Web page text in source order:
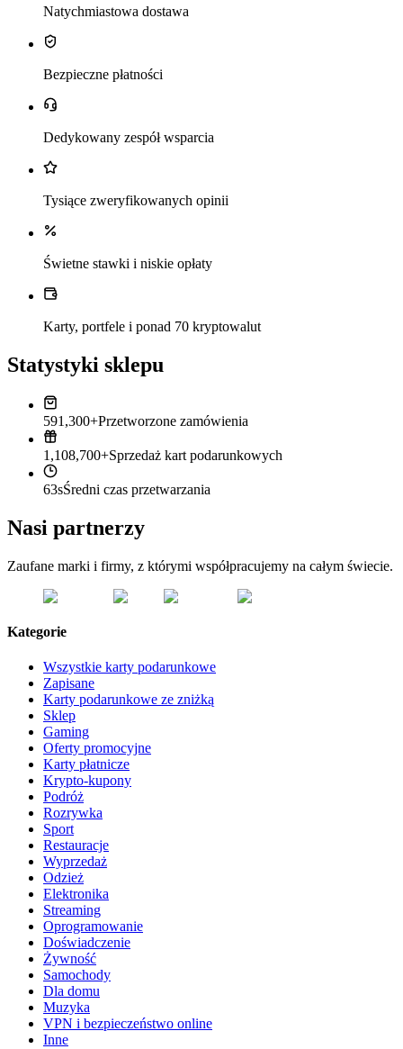
Natychmiastowa dostawa
Bezpieczne płatności
Dedykowany zespół wsparcia
Tysiące zweryfikowanych opinii
Świetne stawki i niskie opłaty
Karty, portfele i ponad 70 kryptowalut
Statystyki sklepu
591,300+Przetworzone zamówienia
1,108,700+Sprzedaż kart podarunkowych
63sŚredni czas przetwarzania
Nasi partnerzy
Zaufane marki i firmy, z którymi współpracujemy na całym świecie.
Kategorie
Wszystkie karty podarunkowe
Zapisane
Karty podarunkowe ze zniżką
Sklep
Gaming
Oferty promocyjne
Karty płatnicze
Krypto-kupony
Podróż
Rozrywka
Sport
Restauracje
Wyprzedaż
Odzież
Elektronika
Streaming
Oprogramowanie
Doświadczenie
Żywność
Samochody
Dla domu
Muzyka
VPN i bezpieczeństwo online
Inne